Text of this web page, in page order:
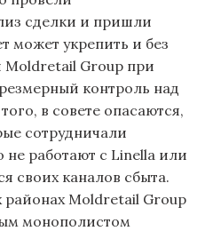
сделки и пришли
может укрепить и без
Moldretail Group при
контроль над
в совете опасаются,
сотрудничали
работают с Linella или
своих каналов сбыта.
районах Moldretail Group
монополистом